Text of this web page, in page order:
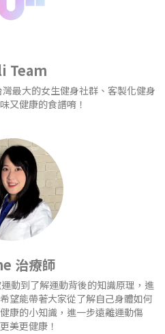
Team
最大的女生健身社群、客製化健身
又健康的食譜唷！
治療師
動到了解運動背後的知識原理，進
望能帶著大家從了解自己身體如何
康的小知識，進一步遠離運動傷
美更健康！